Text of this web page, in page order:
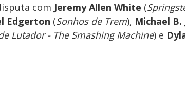
com Jeremy Allen White (
Edgerton (Sonhos de Trem), Michael B.
Lutador - The Smashing Machine) e